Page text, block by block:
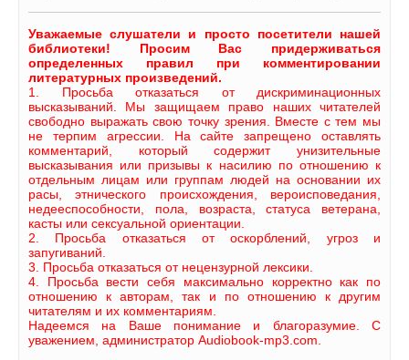
Уважаемые слушатели и просто посетители нашей
библиотеки! Просим Вас придерживаться
определенных правил при комментировании
литературных произведений.
1. Просьба отказаться от дискриминационных
высказываний. Мы защищаем право наших читателей
свободно выражать свою точку зрения. Вместе с тем мы
не терпим агрессии. На сайте запрещено оставлять
комментарий, который содержит унизительные
высказывания или призывы к насилию по отношению к
отдельным лицам или группам людей на основании их
расы, этнического происхождения, вероисповедания,
недееспособности, пола, возраста, статуса ветерана,
касты или сексуальной ориентации.
2. Просьба отказаться от оскорблений, угроз и
запугиваний.
3. Просьба отказаться от нецензурной лексики.
4. Просьба вести себя максимально корректно как по
отношению к авторам, так и по отношению к другим
читателям и их комментариям.
Надеемся на Ваше понимание и благоразумие. С
уважением, администратор Audiobook-mp3.com.